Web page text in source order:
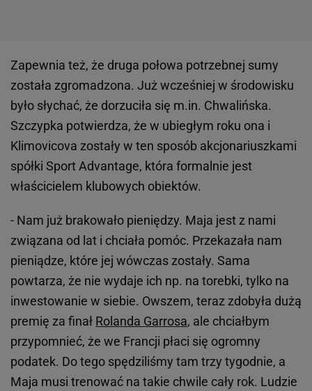
Zapewnia też, że druga połowa potrzebnej sumy
została zgromadzona. Już wcześniej w środowisku
było słychać, że dorzuciła się m.in. Chwalińska.
Szczypka potwierdza, że w ubiegłym roku ona i
Klimovicova zostały w ten sposób akcjonariuszkami
spółki Sport Advantage, która formalnie jest
właścicielem klubowych obiektów.
- Nam już brakowało pieniędzy. Maja jest z nami
związana od lat i chciała pomóc. Przekazała nam
pieniądze, które jej wówczas zostały. Sama
powtarza, że nie wydaje ich np. na torebki, tylko na
inwestowanie w siebie. Owszem, teraz zdobyła dużą
premię za finał Rolanda Garrosa, ale chciałbym
przypomnieć, że we Francji płaci się ogromny
podatek. Do tego spędziliśmy tam trzy tygodnie, a
Maja musi trenować na takie chwile cały rok. Ludzie